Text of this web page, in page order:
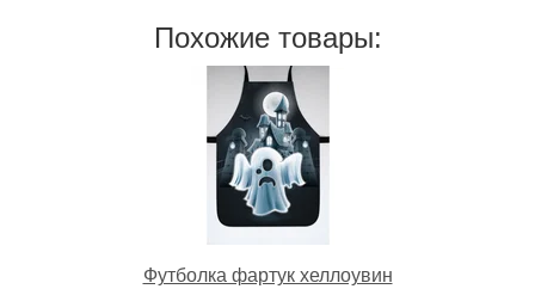
Похожие товары:
Футболка фартук хеллоувин